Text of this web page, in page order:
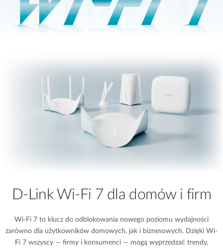
D-Link Wi-Fi 7 dla domów i firm
Wi-Fi 7 to klucz do odblokowania nowego poziomu wydajności
zarówno dla użytkowników domowych, jak i biznesowych. Dzięki Wi-
Fi 7 wszyscy — firmy i konsumenci — mogą wyprzedzać trendy,